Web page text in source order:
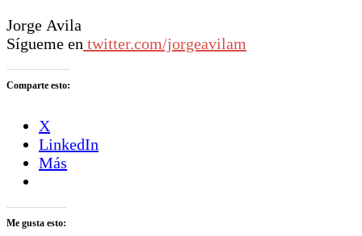
Jorge Avila
Sígueme en twitter.com/jorgeavilam
Comparte esto:
X
LinkedIn
Más
Me gusta esto: